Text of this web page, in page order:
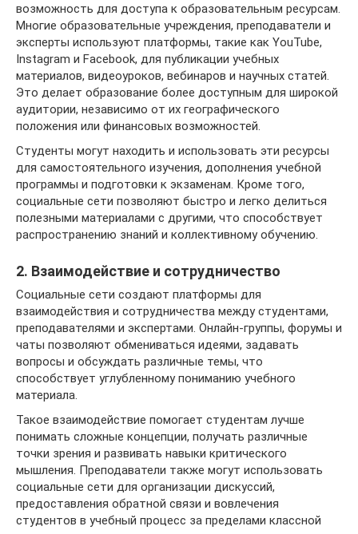
возможность для доступа к образовательным ресурсам.
Многие образовательные учреждения, преподаватели и
эксперты используют платформы, такие как YouTube,
Instagram и Facebook, для публикации учебных
материалов, видеоуроков, вебинаров и научных статей.
Это делает образование более доступным для широкой
аудитории, независимо от их географического
положения или финансовых возможностей.
Студенты могут находить и использовать эти ресурсы
для самостоятельного изучения, дополнения учебной
программы и подготовки к экзаменам. Кроме того,
социальные сети позволяют быстро и легко делиться
полезными материалами с другими, что способствует
распространению знаний и коллективному обучению.
2. Взаимодействие и сотрудничество
Социальные сети создают платформы для
взаимодействия и сотрудничества между студентами,
преподавателями и экспертами. Онлайн-группы, форумы и
чаты позволяют обмениваться идеями, задавать
вопросы и обсуждать различные темы, что
способствует углубленному пониманию учебного
материала.
Такое взаимодействие помогает студентам лучше
понимать сложные концепции, получать различные
точки зрения и развивать навыки критического
мышления. Преподаватели также могут использовать
социальные сети для организации дискуссий,
предоставления обратной связи и вовлечения
студентов в учебный процесс за пределами классной